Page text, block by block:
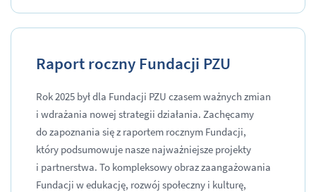
Raport roczny Fundacji PZU
Rok 2025 był dla Fundacji PZU czasem ważnych zmian
i wdrażania nowej strategii działania. Zachęcamy
do zapoznania się z raportem rocznym Fundacji,
który podsumowuje nasze najważniejsze projekty
i partnerstwa. To kompleksowy obraz zaangażowania
Fundacji w edukację, rozwój społeczny i kulturę,